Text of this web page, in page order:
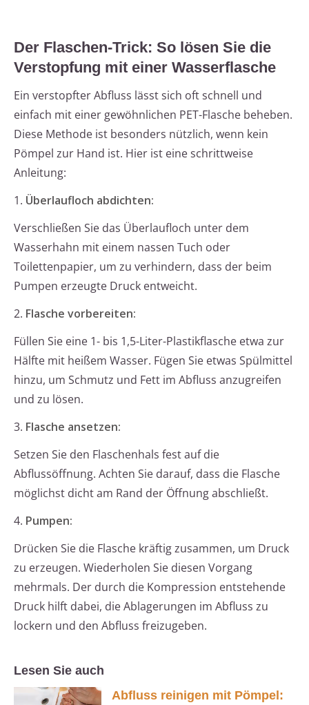
Der Flaschen-Trick: So lösen Sie die
Verstopfung mit einer Wasserflasche
Ein verstopfter Abfluss lässt sich oft schnell und
einfach mit einer gewöhnlichen PET-Flasche beheben.
Diese Methode ist besonders nützlich, wenn kein
Pömpel zur Hand ist. Hier ist eine schrittweise
Anleitung:
1. Überlaufloch abdichten:
Verschließen Sie das Überlaufloch unter dem
Wasserhahn mit einem nassen Tuch oder
Toilettenpapier, um zu verhindern, dass der beim
Pumpen erzeugte Druck entweicht.
2. Flasche vorbereiten:
Füllen Sie eine 1- bis 1,5-Liter-Plastikflasche etwa zur
Hälfte mit heißem Wasser. Fügen Sie etwas Spülmittel
hinzu, um Schmutz und Fett im Abfluss anzugreifen
und zu lösen.
3. Flasche ansetzen:
Setzen Sie den Flaschenhals fest auf die
Abflussöffnung. Achten Sie darauf, dass die Flasche
möglichst dicht am Rand der Öffnung abschließt.
4. Pumpen:
Drücken Sie die Flasche kräftig zusammen, um Druck
zu erzeugen. Wiederholen Sie diesen Vorgang
mehrmals. Der durch die Kompression entstehende
Druck hilft dabei, die Ablagerungen im Abfluss zu
lockern und den Abfluss freizugeben.
Lesen Sie auch
Abfluss reinigen mit Pömpel: